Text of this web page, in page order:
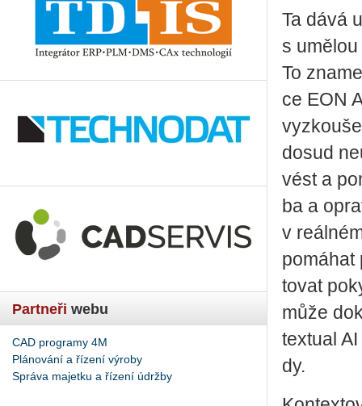
Partneři webu
CAD programy 4M
Plánování a řízení výroby
Správa majetku a řízení údržby
Ta dává
s
To
ce EON
dosud
vést a
ba a
v
to­vat
může
tex­tu­al
dy.